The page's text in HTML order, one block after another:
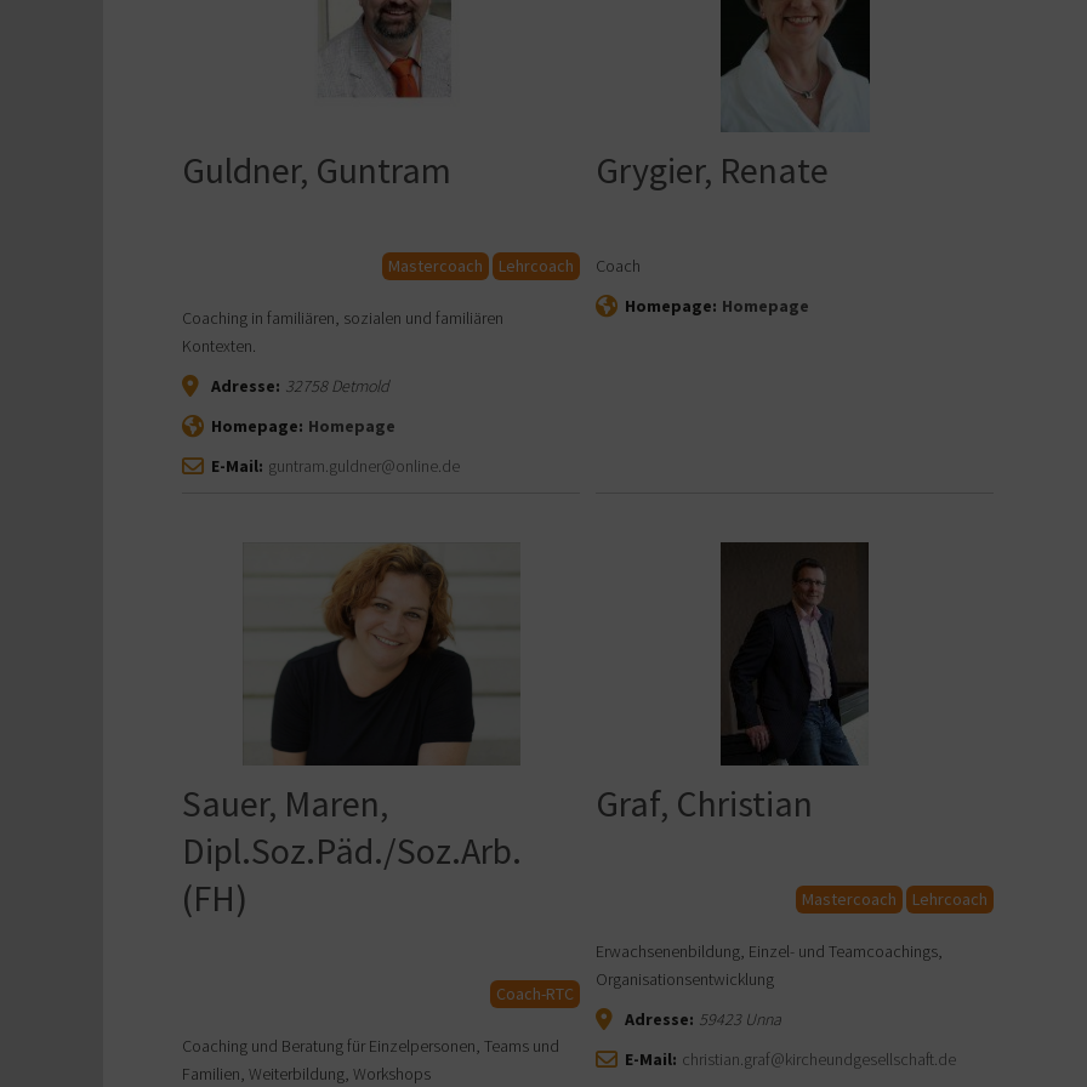
Guldner, Guntram
Mastercoach Lehrcoach
Coaching in familiären, sozialen und familiären
Kontexten.
Adresse: 32758Detmold
Homepage: Homepage
E-Mail: guntram.guldner@online.de
Grygier, Renate
Coach
Homepage: Homepage
Sauer, Maren,
Dipl.Soz.Päd./Soz.Arb.
(FH)
Coach-RTC
Coaching und Beratung für Einzelpersonen, Teams und
Familien, Weiterbildung, Workshops
Graf, Christian
Mastercoach Lehrcoach
Erwachsenenbildung, Einzel- und Teamcoachings,
Organisationsentwicklung
Adresse: 59423Unna
E-Mail: christian.graf@kircheundgesellschaft.de